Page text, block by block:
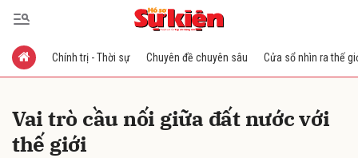
Chính trị - Thời sự Chuyên đề chuyên sâu Cửa sổ nhìn ra thế
Vai trò cầu nối giữa đất nước với
thế giới
Gửi bình luận